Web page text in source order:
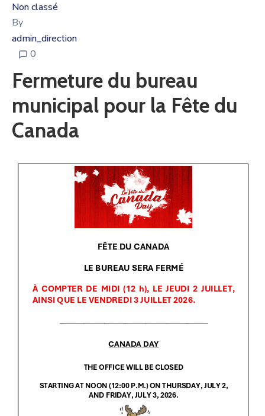
Non classé
By
admin_direction
0
Fermeture du bureau
municipal pour la Fête du
Canada